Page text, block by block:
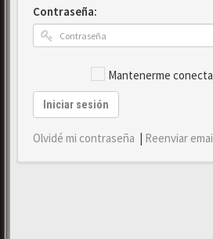
Contraseña:
Mantenerme
Iniciar sesión
Olvidé mi contraseña | Reenviar